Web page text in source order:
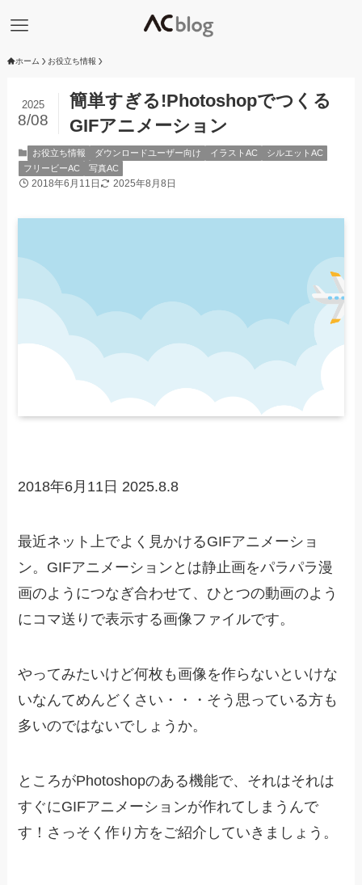
ホーム お役立ち情報
簡単すぎる!Photoshopでつくる
GIFアニメーション
2025
8/08
お役立ち情報 ダウンロードユーザー向け イラストAC
シルエットAC
フリービーAC
写真AC
2018年6月11日 2025年8月8日
2018年6月11日 2025.8.8
最近ネット上でよく見かけるGIFアニメーショ
ン。GIFアニメーションとは静止画をパラパラ漫
画のようにつなぎ合わせて、ひとつの動画のよう
にコマ送りで表示する画像ファイルです。
やってみたいけど何枚も画像を作らないといけな
いなんてめんどくさい・・・そう思っている方も
多いのではないでしょうか。
ところがPhotoshopのある機能で、それはそれは
すぐにGIFアニメーションが作れてしまうんで
す！さっそく作り方をご紹介していきましょう。